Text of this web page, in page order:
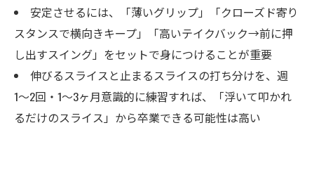
安定させるには、「薄いグリップ」「クローズド寄り
スタンスで横向きキープ」「高いテイクバック→前に押
し出すスイング」をセットで身につけることが重要
伸びるスライスと止まるスライスの打ち分けを、週
1〜2回・1〜3ヶ月意識的に練習すれば、「浮いて叩かれ
るだけのスライス」から卒業できる可能性は高い